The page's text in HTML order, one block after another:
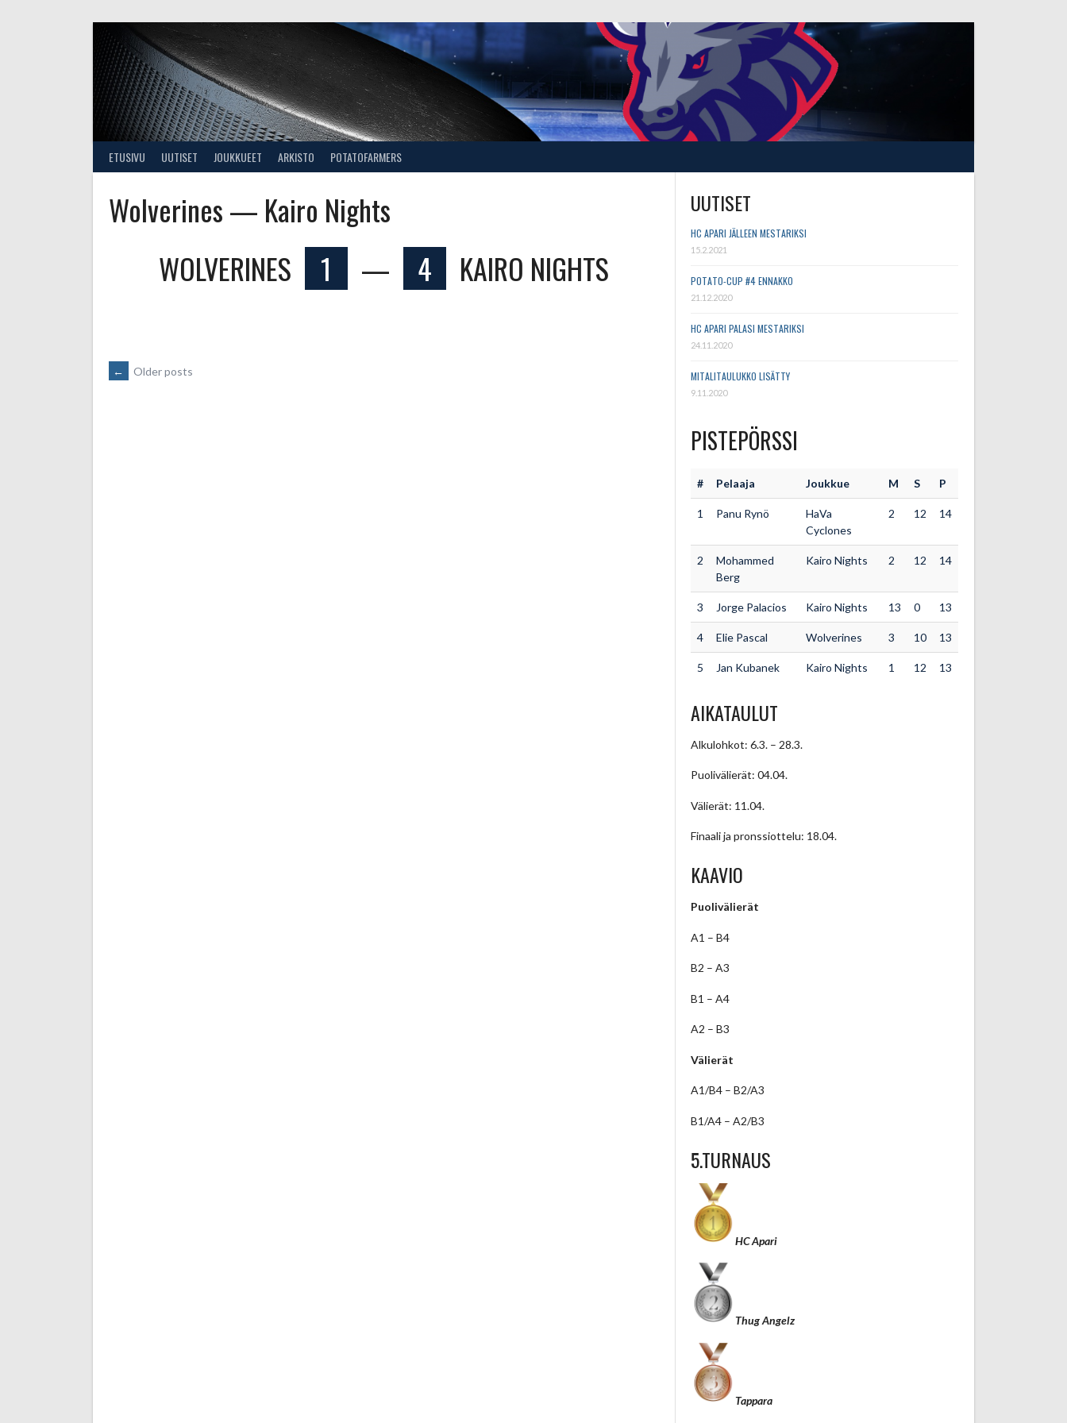
ETUSIVU UUTISET JOUKKUEET ARKISTO POTATOFARMERS
Wolverines — Kairo Nights
WOLVERINES
1 — 4 KAIRO NIGHTS
POSTS
← Older posts
UUTISET
HC APARI JÄLLEEN MESTARIKSI
15.2.2021
POTATO-CUP #4 ENNAKKO
21.12.2020
HC APARI PALASI MESTARIKSI
24.11.2020
MITALITAULUKKO LISÄTTY
9.11.2020
PISTEPÖRSSI
# Pelaaja Joukkue M S P
1 Panu Rynö
HaVa
Cyclones
2 12 14
2
Mohammed
Berg
Kairo Nights 2 12 14
3 Jorge Palacios Kairo Nights 13 0 13
4 Elie Pascal Wolverines 3 10 13
5 Jan Kubanek Kairo Nights 1 12 13
AIKATAULUT
Alkulohkot: 6.3. – 28.3.
Puolivälierät: 04.04.
Välierät: 11.04.
Finaali ja pronssiottelu: 18.04.
KAAVIO
Puolivälierät
A1 – B4
B2 – A3
B1 – A4
A2 – B3
Välierät
A1/B4 – B2/A3
B1/A4 – A2/B3
5.TURNAUS
HC Apari
Thug Angelz
Tappara